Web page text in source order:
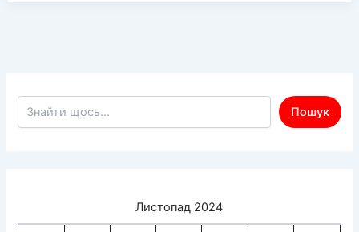
—
розпочато
Пошук по сайту
Пошук
Листопад 2024